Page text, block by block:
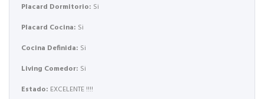
Placard Dormitorio: Si
Placard Cocina: Si
Cocina Definida: Si
Living Comedor: Si
Estado: EXCELENTE !!!!